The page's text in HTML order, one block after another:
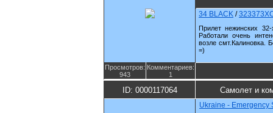
34 BLACK /
Прилет нежинских
Работали очень
возле смт.Калиновка.
=)
Просмотров:
943
Комментариев:
1
ID: 0000117064 Самолет и
Ukraine - Emergency